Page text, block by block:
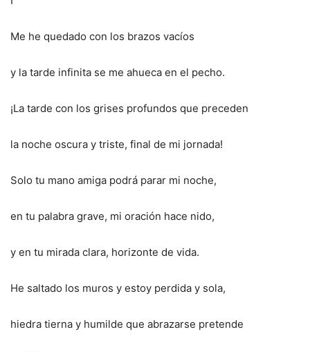
Me he quedado con los brazos vacíos
y la tarde infinita se me ahueca en el pecho.
¡La tarde con los grises profundos que preceden
la noche oscura y triste, final de mi jornada!
Solo tu mano amiga podrá parar mi noche,
en tu palabra grave, mi oración hace nido,
y en tu mirada clara, horizonte de vida.
He saltado los muros y estoy perdida y sola,
hiedra tierna y humilde que abrazarse pretende